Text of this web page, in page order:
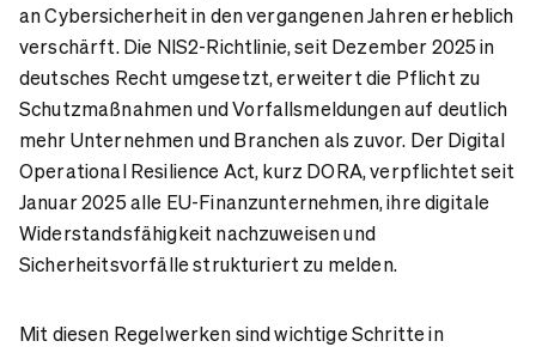
an Cybersicherheit in den vergangenen Jahren erheblich
verschärft. Die NIS2-Richtlinie, seit Dezember 2025 in
deutsches Recht umgesetzt, erweitert die Pflicht zu
Schutzmaßnahmen und Vorfallsmeldungen auf deutlich
mehr Unternehmen und Branchen als zuvor. Der Digital
Operational Resilience Act, kurz DORA, verpflichtet seit
Januar 2025 alle EU-Finanzunternehmen, ihre digitale
Widerstandsfähigkeit nachzuweisen und
Sicherheitsvorfälle strukturiert zu melden.
Mit diesen Regelwerken sind wichtige Schritte in